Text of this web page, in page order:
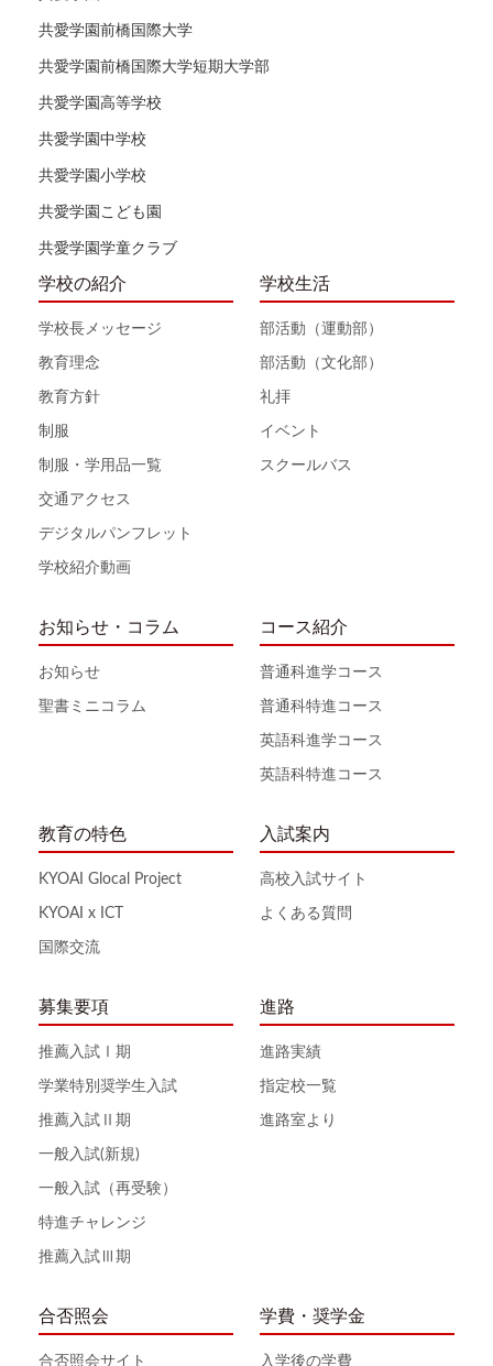
共愛学園前橋国際大学
共愛学園前橋国際大学短期大学部
共愛学園高等学校
共愛学園中学校
共愛学園小学校
共愛学園こども園
共愛学園学童クラブ
学校の紹介
学校長メッセージ
教育理念
教育方針
制服
制服・学用品一覧
交通アクセス
デジタルパンフレット
学校紹介動画
学校生活
部活動（運動部）
部活動（文化部）
礼拝
イベント
スクールバス
お知らせ・コラム
お知らせ
聖書ミニコラム
コース紹介
普通科進学コース
普通科特進コース
英語科進学コース
英語科特進コース
教育の特色
KYOAI Glocal Project
KYOAI x ICT
国際交流
入試案内
高校入試サイト
よくある質問
募集要項
推薦入試Ⅰ期
学業特別奨学生入試
推薦入試Ⅱ期
一般入試(新規)
一般入試（再受験）
特進チャレンジ
推薦入試Ⅲ期
進路
進路実績
指定校一覧
進路室より
合否照会
合否照会サイト
学費・奨学金
入学後の学費